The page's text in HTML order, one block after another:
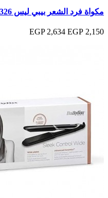
مكواة فرد الشعر بيبي ليس ST326
2,150 EGP
2,634 EGP